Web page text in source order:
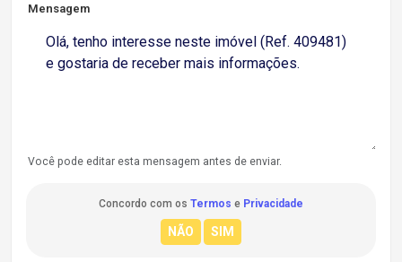
Mensagem
Você pode editar esta mensagem antes de enviar.
Concordo com os Termos e Privacidade